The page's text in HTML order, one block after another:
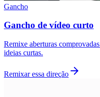
Gancho
Gancho de vídeo curto
Remixe aberturas
ideias curtas.
Remixar essa direção